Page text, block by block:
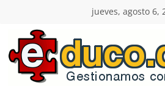
contenido
jueves, agosto 6,
E-